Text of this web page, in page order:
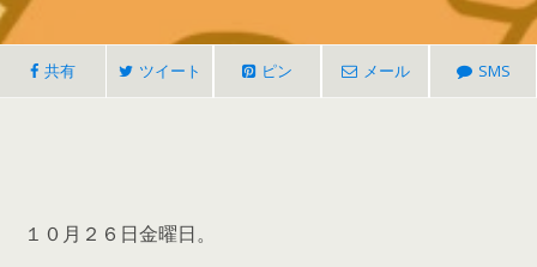
共有 ツイート ピン メール SMS
１０月２６日金曜日。